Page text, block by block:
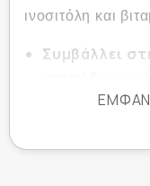
ινοσιτόλη και
Συμβάλλει
μονακολίνη Κ
αίματος: Το